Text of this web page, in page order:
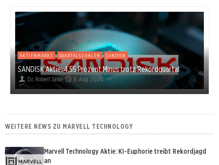
AKTIENMARKT QUARTALSZAHLEN SANDISK
SANDISK Aktie: 4,55 Prozent Minus trotz Rekordquartal
Dr. Robert Sasse 8. Aug. 2026
WEITERE NEWS ZU MARVELL TECHNOLOGY
Marvell Technology Aktie: KI-Euphorie treibt Rekordjagd
an